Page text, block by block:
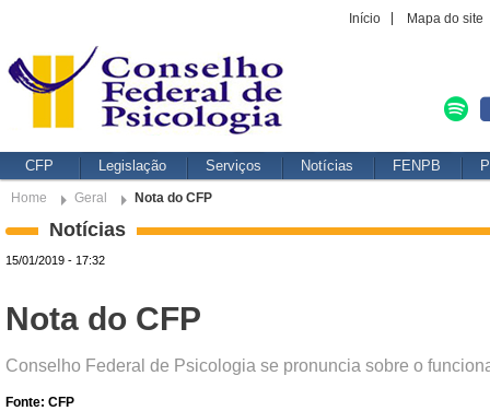
Início Mapa do site
CFP Legislação Serviços Notícias FENPB
Home Geral Nota do CFP
Notícias
15/01/2019 - 17:32
Nota do CFP
Conselho Federal de Psicologia se pronuncia sobre o
Fonte: CFP